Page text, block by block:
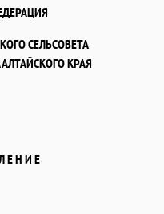
СЕЛЬСОВЕТА
КРАЯ
Е Н И Е